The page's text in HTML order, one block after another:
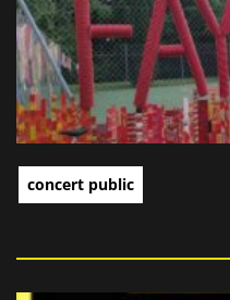
concert public